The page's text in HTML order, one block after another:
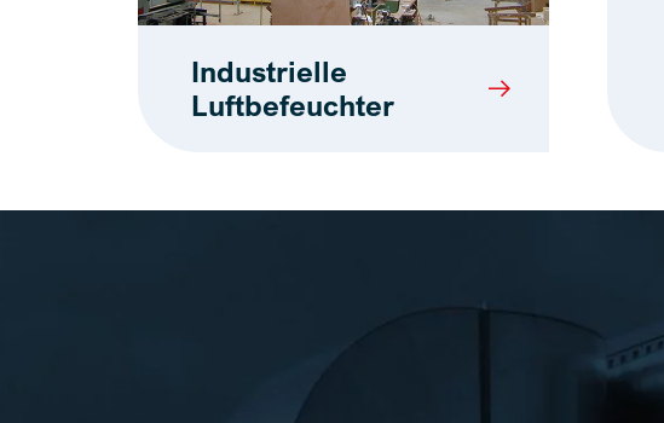
Industrielle
Luftbefeuchter